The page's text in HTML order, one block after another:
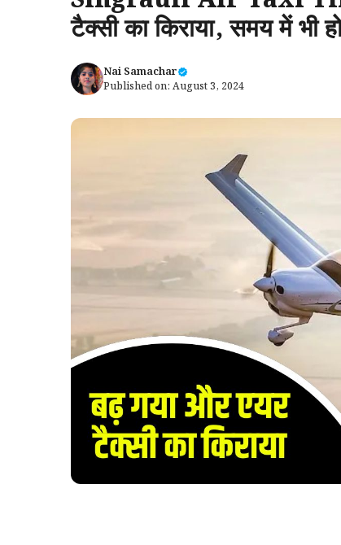
टैक्सी का किराया, समय में भी
Nai Samachar
Published on: August 3, 2024